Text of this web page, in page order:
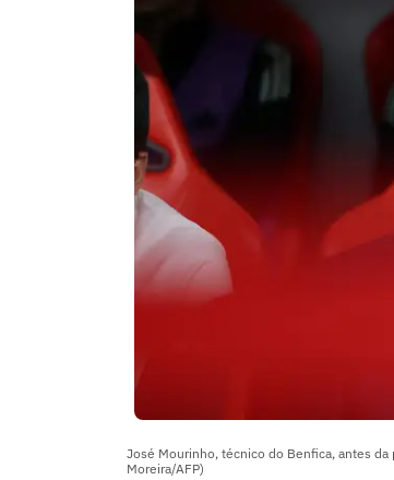
José Mourinho, técnico do Benfica, antes da
Moreira/AFP)